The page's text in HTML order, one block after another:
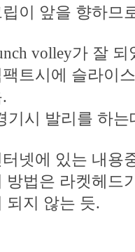
립이 앞을 향하므
volley가 잘
팩트시에 슬라이
기시 발리를 하
터넷에 있는 내용
방법은 라켓헤드
되지 않는 듯.